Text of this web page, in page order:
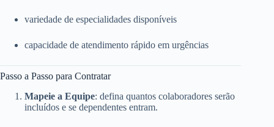
variedade de especialidades disponíveis
capacidade de atendimento rápido em urgências
Passo a Passo para Contratar
Mapeie a Equipe: defina quantos colaboradores serão
incluídos e se dependentes entram.